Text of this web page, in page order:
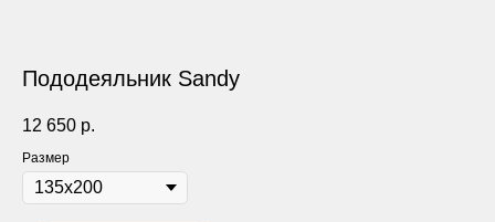
Пододеяльник Sandy
12 650 р.
Размер